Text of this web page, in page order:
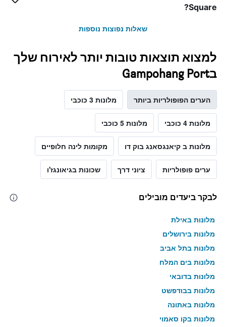
Square?
שאלות נפוצות נוספות
למצוא תוצאות טובות יותר לאירוח שלך
בGampohang Port
הערים הפופולריות ביותר מלונות 3 כוכבי
מלונות 4 כוכבי מלונות 5 כוכבי
מלונות ב קיאנגסאנג בוק דו מקומות לינה חלופיים
ערים פופולריות ציוני דרך שכונות בגיאונגז'ו
לבקר ביעדים מובילים
מלונות באילת
מלונות בירושלים
מלונות בתל אביב
מלונות בים המלח
מלונות בדובאי
מלונות בבודפשט
מלונות באתונה
מלונות בקו סאמוי